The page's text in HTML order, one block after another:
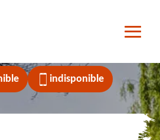
indisponible